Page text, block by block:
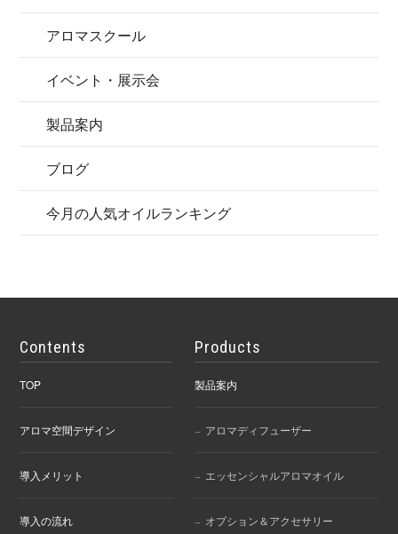
アロマスクール
イベント・展示会
製品案内
ブログ
今月の人気オイルランキング
Contents
TOP
アロマ空間デザイン
導入メリット
導入の流れ
Products
製品案内
アロマディフューザー
エッセンシャルアロマオイル
オプション＆アクセサリー